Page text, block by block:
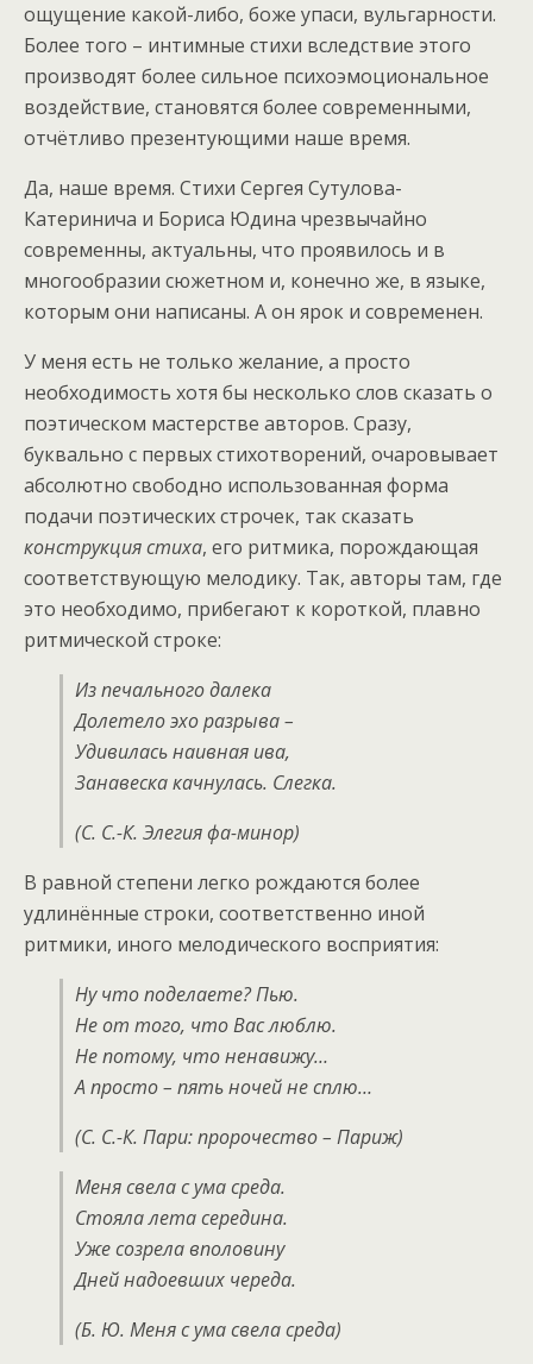
ощущение какой-либо, боже упаси, вульгарности.
Более того – интимные стихи вследствие этого
производят более сильное психоэмоциональное
воздействие, становятся более современными,
отчётливо презентующими наше время.
Да, наше время. Стихи Сергея Сутулова-
Катеринича и Бориса Юдина чрезвычайно
современны, актуальны, что проявилось и в
многообразии сюжетном и, конечно же, в языке,
которым они написаны. А он ярок и современен.
У меня есть не только желание, а просто
необходимость хотя бы несколько слов сказать о
поэтическом мастерстве авторов. Сразу,
буквально с первых стихотворений, очаровывает
абсолютно свободно использованная форма
подачи поэтических строчек, так сказать
конструкция стиха, его ритмика, порождающая
соответствующую мелодику. Так, авторы там, где
это необходимо, прибегают к короткой, плавно
ритмической строке:
Из печального далека
Долетело эхо разрыва –
Удивилась наивная ива,
Занавеска качнулась. Слегка.
(С. С.-К. Элегия фа-минор)
В равной степени легко рождаются более
удлинённые строки, соответственно иной
ритмики, иного мелодического восприятия:
Ну что поделаете? Пью.
Не от того, что Вас люблю.
Не потому, что ненавижу…
А просто – пять ночей не сплю…
(С. С.-К. Пари: пророчество – Париж)
Меня свела с ума среда.
Стояла лета середина.
Уже созрела вполовину
Дней надоевших череда.
(Б. Ю. Меня с ума свела среда)